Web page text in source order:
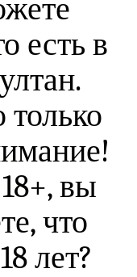
есть в
вы
что
лет?